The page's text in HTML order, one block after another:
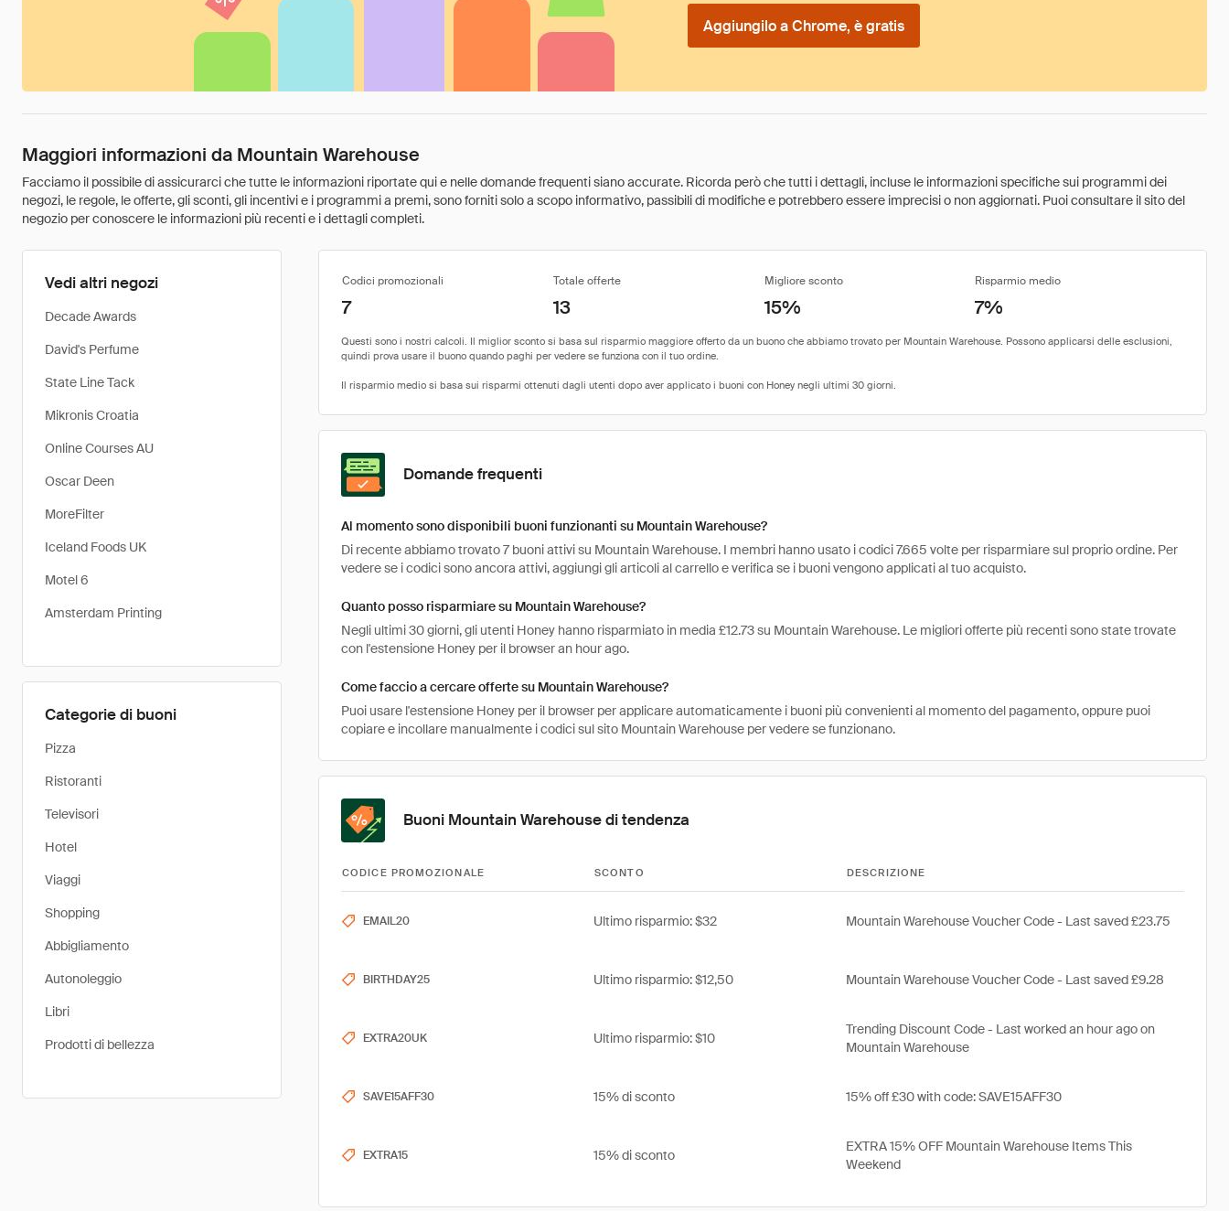
Aggiungilo a Chrome, è gratis
Maggiori informazioni da Mountain Warehouse
Facciamo il possibile di assicurarci che tutte le informazioni riportate qui e nelle domande frequenti siano accurate. Ricorda però che tutti i dettagli, incluse le informazioni specifiche sui programmi dei
negozi, le regole, le offerte, gli sconti, gli incentivi e i programmi a premi, sono forniti solo a scopo informativo, passibili di modifiche e potrebbero essere imprecisi o non aggiornati. Puoi consultare il sito del
negozio per conoscere le informazioni più recenti e i dettagli completi.
Vedi altri negozi
Decade Awards
David's Perfume
State Line Tack
Mikronis Croatia
Online Courses AU
Oscar Deen
MoreFilter
Iceland Foods UK
Motel 6
Amsterdam Printing
Categorie di buoni
Pizza
Ristoranti
Televisori
Hotel
Viaggi
Shopping
Abbigliamento
Autonoleggio
Libri
Prodotti di bellezza
Codici promozionali Totale offerte Migliore sconto Risparmio medio
7 13 15% 7%
Domande frequenti
Al momento sono disponibili buoni funzionanti su Mountain Warehouse?
Di recente abbiamo trovato 7 buoni attivi su Mountain Warehouse. I membri hanno usato i codici 7.665 volte per risparmiare sul proprio ordine. Per
vedere se i codici sono ancora attivi, aggiungi gli articoli al carrello e verifica se i buoni vengono applicati al tuo acquisto.
Quanto posso risparmiare su Mountain Warehouse?
Negli ultimi 30 giorni, gli utenti Honey hanno risparmiato in media £12.73 su Mountain Warehouse. Le migliori offerte più recenti sono state trovate
con l'estensione Honey per il browser an hour ago.
Come faccio a cercare offerte su Mountain Warehouse?
Puoi usare l'estensione Honey per il browser per applicare automaticamente i buoni più convenienti al momento del pagamento, oppure puoi
copiare e incollare manualmente i codici sul sito Mountain Warehouse per vedere se funzionano.
Buoni Mountain Warehouse di tendenza
CODICE PROMOZIONALE SCONTO DESCRIZIONE
EMAIL20 Ultimo risparmio: $32 Mountain Warehouse Voucher Code - Last saved £23.75
BIRTHDAY25 Ultimo risparmio: $12,50 Mountain Warehouse Voucher Code - Last saved £9.28
EXTRA20UK Ultimo risparmio: $10
Trending Discount Code - Last worked an hour ago on
Mountain Warehouse
SAVE15AFF30 15% di sconto 15% off £30 with code: SAVE15AFF30
EXTRA15 15% di sconto
EXTRA 15% OFF Mountain Warehouse Items This
Weekend